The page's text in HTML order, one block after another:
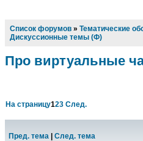
Список форумов » Тематические
Дискуссионные темы (Ф)
Про виртуальные
На страницу123 След.
Пред. тема
След. тема